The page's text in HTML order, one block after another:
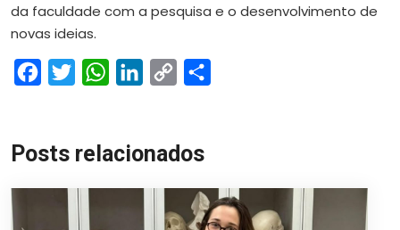
da faculdade com a pesquisa e o desenvolvimento de
novas ideias.
FacebookTwitterWhatsAppLinkedIn
Copy
Posts relacionados